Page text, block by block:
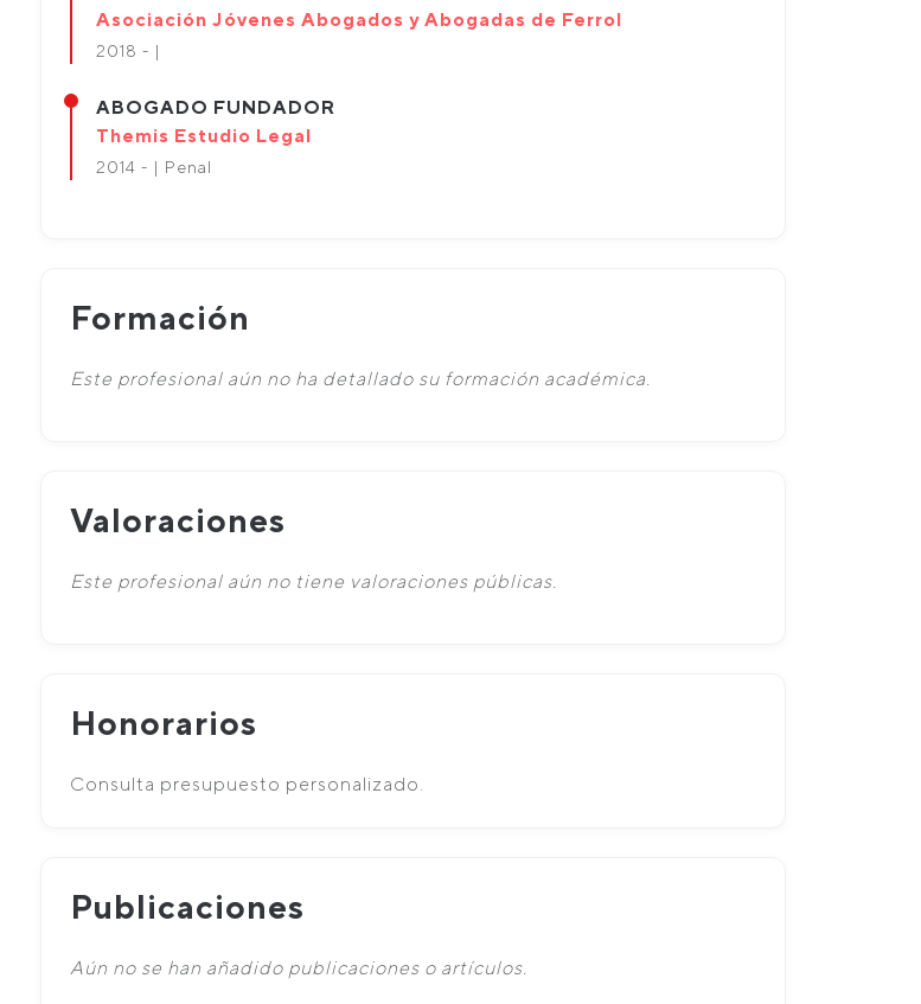
Asociación Jóvenes Abogados y Abogadas de Ferrol
2018 - |
ABOGADO FUNDADOR
Themis Estudio Legal
2014 - | Penal
Formación
Este profesional aún no ha detallado su formación académica.
Valoraciones
Este profesional aún no tiene valoraciones públicas.
Honorarios
Consulta presupuesto personalizado.
Publicaciones
Aún no se han añadido publicaciones o artículos.